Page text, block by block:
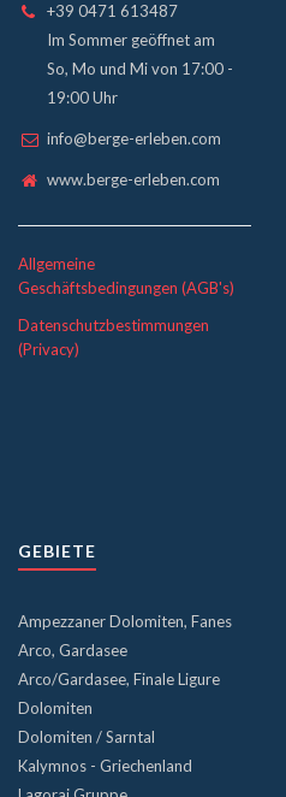
+39 0471 613487
Im Sommer geöffnet am
So, Mo und Mi von 17:00 -
19:00 Uhr
info@berge-erleben.com
www.berge-erleben.com
Allgemeine
Geschäftsbedingungen (AGB's)
Datenschutzbestimmungen
(Privacy)
GEBIETE
Ampezzaner Dolomiten, Fanes
Arco, Gardasee
Arco/Gardasee, Finale Ligure
Dolomiten
Dolomiten / Sarntal
Kalymnos - Griechenland